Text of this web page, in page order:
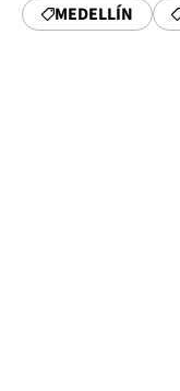
MEDELLÍN